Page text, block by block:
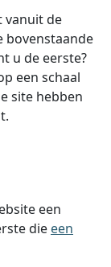
vanuit de
bovenstaande
u de eerste?
een schaal
site hebben
een
die een